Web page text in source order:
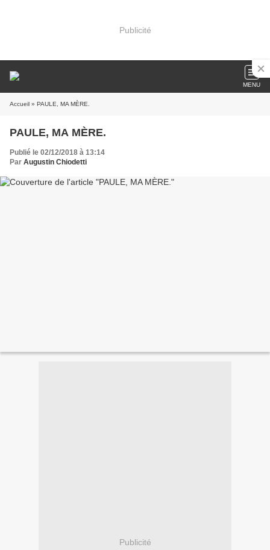
Publicité
MENU
Accueil » PAULE, MA MÈRE.
PAULE, MA MÈRE.
Publié le 02/12/2018 à 13:14
Par Augustin Chiodetti
Publicité